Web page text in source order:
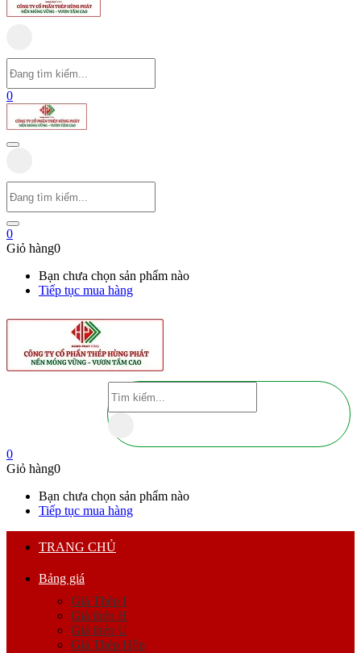
0
0
Giỏ hàng0
Bạn chưa chọn sản phẩm nào
Tiếp tục mua hàng
0
Giỏ hàng0
Bạn chưa chọn sản phẩm nào
Tiếp tục mua hàng
TRANG CHỦ
Bảng giá
Giá Thép I
Giá thép H
Giá thép U
Giá Thép Hộp